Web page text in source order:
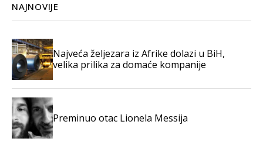
NAJNOVIJE
Najveća željezara iz Afrike dolazi u BiH,
velika prilika za domaće kompanije
Preminuo otac Lionela Messija